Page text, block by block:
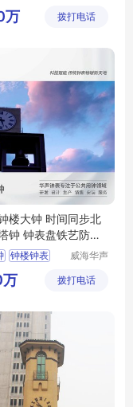
限公司
万 拨打电话
楼大钟 时间同步北
钟 钟表盘铁艺防腐
TZ型
钟楼钟表
威海华声
有限公司
万 拨打电话